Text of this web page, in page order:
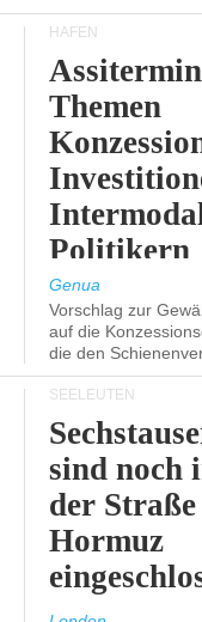
HÄFEN
Themen
Politikern
Genua
Vorschlag zur
auf die
die den
SEELEUTEN
sind noch
der
Hormuz